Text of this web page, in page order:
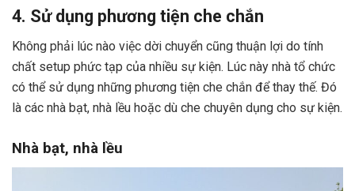
4. Sử dụng phương tiện che chắn
Không phải lúc nào việc dời chuyển cũng thuận lợi do tính
chất setup phức tạp của nhiều sự kiện. Lúc này nhà tổ chức
có thể sử dụng những phương tiện che chắn để thay thế. Đó
là các nhà bạt, nhà lều hoặc dù che chuyên dụng cho sự kiện.
Nhà bạt, nhà lều